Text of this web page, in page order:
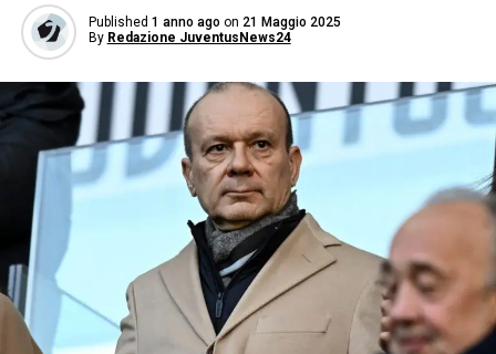
Published 1 anno ago on 21 Maggio 2025
By Redazione JuventusNews24